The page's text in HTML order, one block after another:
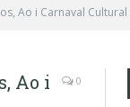
Ao i Carnaval Cultural
Ao i
0